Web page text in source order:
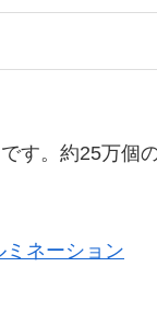
す。約25万個
ミネーション